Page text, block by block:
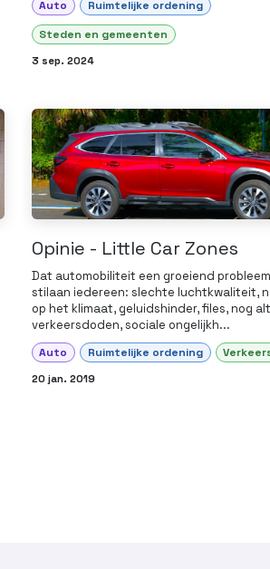
Auto Ruimtelijke ordening
Steden en gemeenten
3 sep. 2024
Opinie - Little Car Zones
Dat automobiliteit een groeiend
stilaan iedereen: slechte luchtkwaliteit,
op het klimaat, geluidshinder, files, nog
verkeersdoden, sociale ongelijkh...
Auto Ruimtelijke ordening
20 jan. 2019